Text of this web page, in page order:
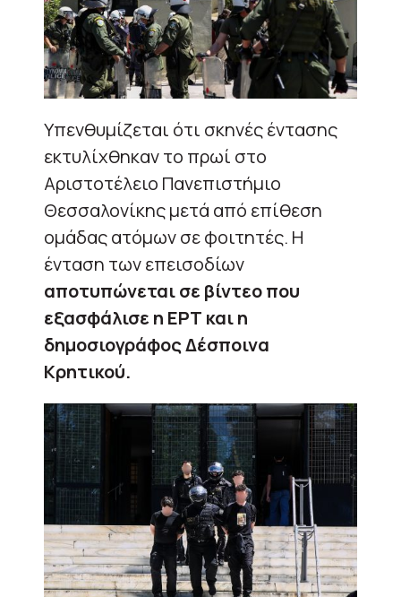
Υπενθυμίζεται ότι σκηνές έντασης
εκτυλίχθηκαν το πρωί στο
Αριστοτέλειο Πανεπιστήμιο
Θεσσαλονίκης μετά από επίθεση
ομάδας ατόμων σε φοιτητές. Η
ένταση των επεισοδίων
αποτυπώνεται σε βίντεο που
εξασφάλισε η ΕΡΤ και η
δημοσιογράφος Δέσποινα
Κρητικού.